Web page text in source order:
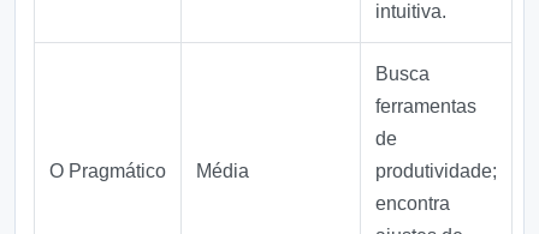
intuitiva.
O Pragmático Média
Busca
ferramentas
de
produtividade;
encontra